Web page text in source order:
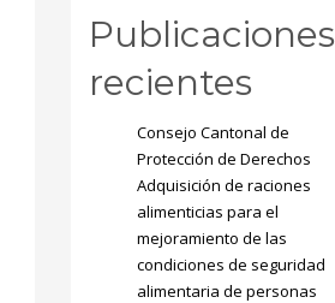
Publicaciones
recientes
Consejo Cantonal de
Protección de Derechos
Adquisición de raciones
alimenticias para el
mejoramiento de las
condiciones de seguridad
alimentaria de personas